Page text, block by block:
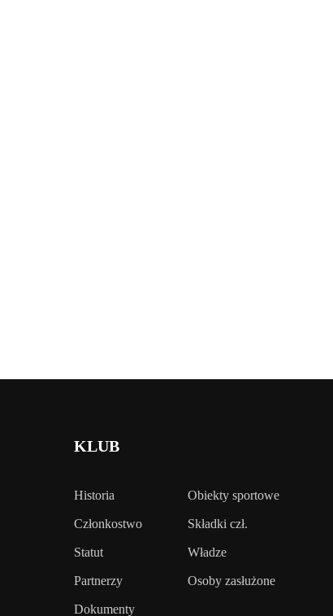
KLUB
Historia Obiekty sportowe
Członkostwo Składki czł.
Statut Władze
Partnerzy Osoby zasłużone
Dokumenty